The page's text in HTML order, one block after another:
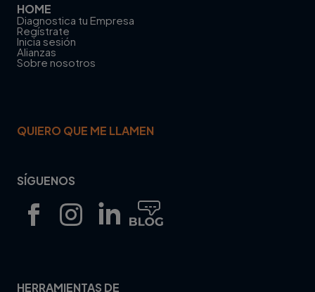
HOME
Diagnostica tu Empresa
Regístrate
Inicia sesión
Alianzas
Sobre nosotros
QUIERO QUE ME LLAMEN
SÍGUENOS
HERRAMIENTAS DE